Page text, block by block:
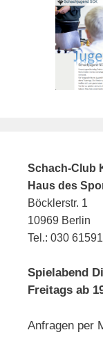
Schach-Club
Haus des
Böcklerstr. 1
10969 Berlin
Tel.: 030
Spielabend
Freitags ab
Anfragen per